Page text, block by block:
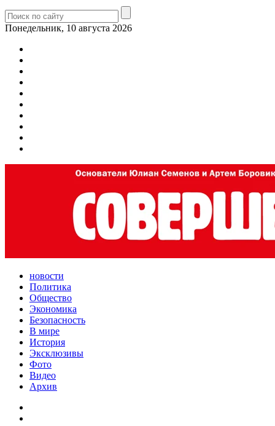
Понедельник, 10 августа 2026
новости
Политика
Общество
Экономика
Безопасность
В мире
История
Эксклюзивы
Фото
Видео
Архив